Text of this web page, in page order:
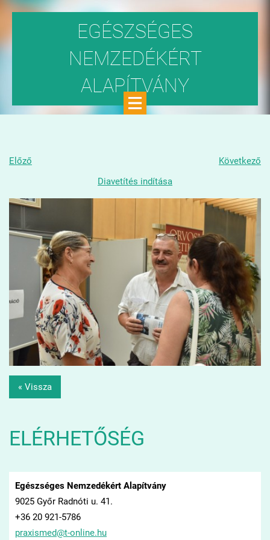
EGÉSZSÉGES
NEMZEDÉKÉRT
ALAPÍTVÁNY
Előző
Következő
Diavetítés indítása
« Vissza
ELÉRHETŐSÉG
Egészséges Nemzedékért Alapítvány
9025 Győr Radnóti u. 41.
+36 20 921-5786
praxismed@t-online.hu